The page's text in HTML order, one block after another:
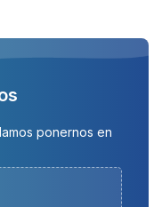
ponernos en